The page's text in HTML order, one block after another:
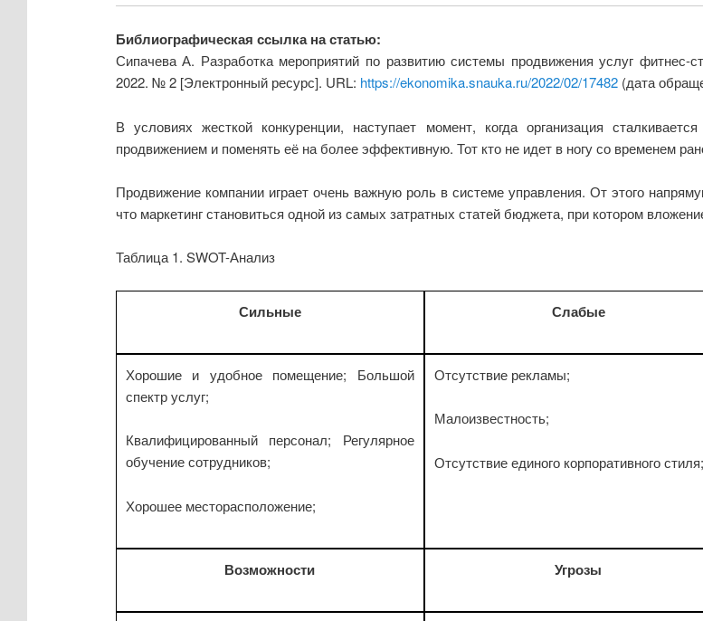
Библиографическая ссылка на статью:
Сипачева А. Разработка мероприятий по развитию системы продвижения услуг фитнес-
2022. № 2 [Электронный ресурс]. URL: https://ekonomika.snauka.ru/2022/02/17482(дата
В условиях жесткой конкуренции, наступает момент, когда организация
продвижением и поменять её на более эффективную. Тот кто не идет в ногу со временем
Продвижение компании играет очень важную роль в системе управления. От этого
что маркетинг становиться одной из самых затратных статей бюджета, при котором
Таблица 1. SWOT-Анализ
Сильные Слабые
Хорошие и удобное помещение; Большой
спектр услуг;
Квалифицированный персонал; Регулярное
обучение сотрудников;
Хорошее месторасположение;
Отсутствие рекламы;
Малоизвестность;
Отсутствие единого корпоративного стиля;
Возможности Угрозы